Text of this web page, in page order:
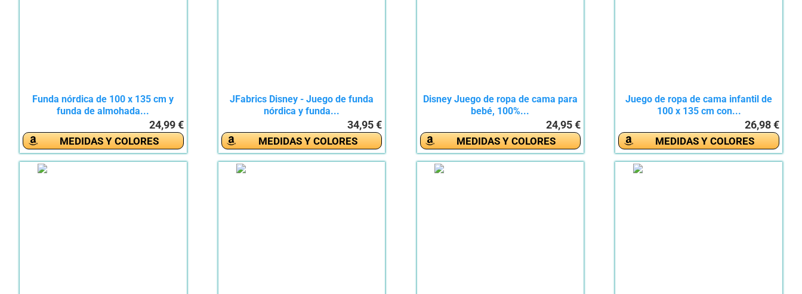
Funda nórdica de 100 x 135 cm y
funda de almohada...
24,99 €
MEDIDAS Y COLORES
JFabrics Disney - Juego de funda
nórdica y funda...
34,95 €
MEDIDAS Y COLORES
Disney Juego de ropa de cama para
bebé, 100%...
24,95 €
MEDIDAS Y COLORES
Juego de ropa de cama infantil de
100 x 135 cm con...
26,98 €
MEDIDAS Y COLORES